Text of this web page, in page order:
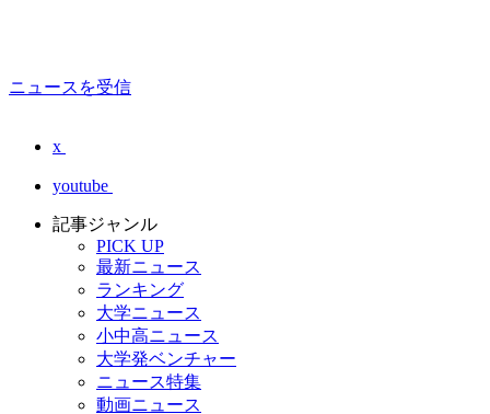
ニュースを受信
x
youtube
記事ジャンル
PICK UP
最新ニュース
ランキング
大学ニュース
小中高ニュース
大学発ベンチャー
ニュース特集
動画ニュース